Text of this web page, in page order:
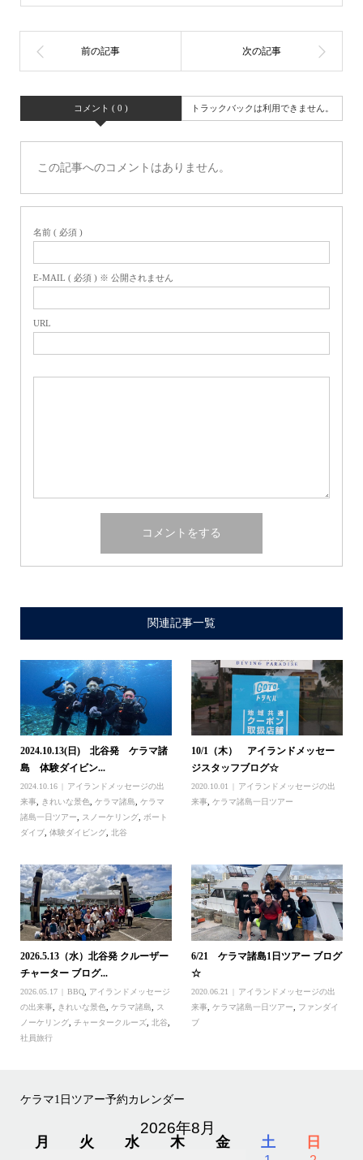
コメント ( 0 ) トラックバックは利用できません。
この記事へのコメントはありません。
名前 ( 必須 )
E-MAIL ( 必須 ) ※ 公開されません
URL
関連記事一覧
2024.10.13(日) 北谷発 ケラマ諸
島 体験ダイビン...
2024.10.16
アイランドメッセージの出
来事, きれいな景色 ケラマ諸島
ケラマ
諸島一日ツアー
スノーケリング,
ボート
ダイブ, 体験ダイビング, 北谷
10/1（木） アイランドメッセー
ジスタッフブログ☆
2020.10.01
アイランドメッセージの出
来事 ,ケラマ諸島一日ツアー
2026.5.13（水）北谷発 クルーザー
チャーター ブログ...
2026.05.17 BBQ,
アイランドメッセージ
の出来事, きれいな景色 ケラマ諸島
ス
ノーケリング, チャータークルーズ, 北谷,
社員旅行
6/21 ケラマ諸島1日ツアー ブログ
☆
2020.06.21
アイランドメッセージの出
来事 ,ケラマ諸島一日ツアー
ファンダイ
ブ
ケラマ1日ツアー予約カレンダー
2026年8月
月 火 水 木 金 土 日